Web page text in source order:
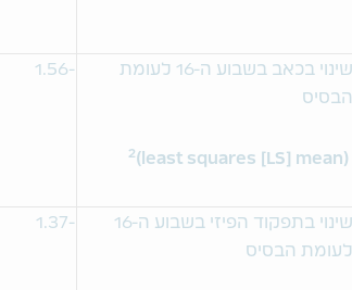
שינוי בכאב בשבוע ה-16 לעומת
הבסיס
(least squares [LS] mean)
2
-1.56
שינוי בתפקוד הפיזי בשבוע ה-16
לעומת הבסיס
-1.37